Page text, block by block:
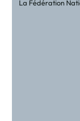
La Fédération